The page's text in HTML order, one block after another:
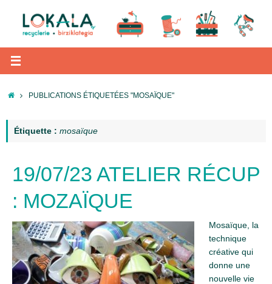
contenu
ACCUEIL
PUBLICATIONS ÉTIQUETÉES "MOSAÏQUE"
Étiquette : mosaïque
19/07/23 ATELIER RÉCUP
: MOZAÏQUE
Mosaïque, la
technique
créative qui
donne une
nouvelle vie